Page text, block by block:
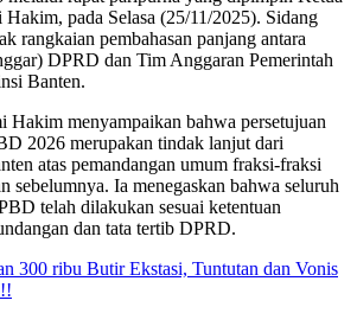
pada Selasa (25/11/2025). Sidang
rangkaian pembahasan panjang antara
DPRD dan Tim Anggaran Pemerintah
Banten.
Hakim menyampaikan bahwa persetujuan
2026 merupakan tindak lanjut dari
atas pemandangan umum fraksi-fraksi
sebelumnya. Ia menegaskan bahwa seluruh
telah dilakukan sesuai ketentuan
dan tata tertib DPRD.
300 ribu Butir Ekstasi, Tuntutan dan Vonis